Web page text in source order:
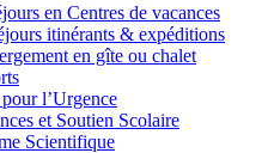
en Centres de vacances
itinérants & expéditions
en gîte ou chalet
l’Urgence
et Soutien Scolaire
Scientifique